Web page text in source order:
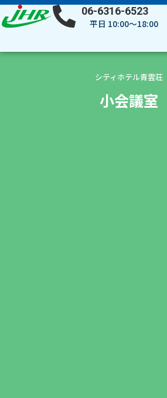
内
容
キ
06-6316-6523
平日 10:00～18:00
シティホテル青雲荘
小会議室